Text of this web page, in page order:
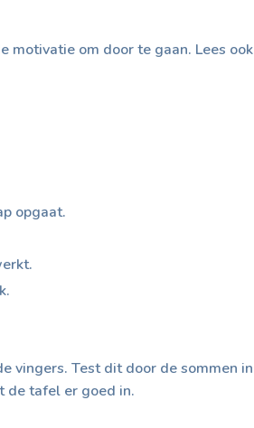
motivatie om door te gaan. Lees ook
opgaat.
vingers. Test dit door de sommen in
de tafel er goed in.